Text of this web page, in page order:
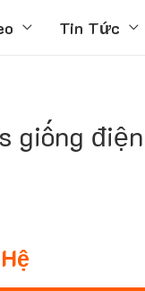
Tin Tức
giống